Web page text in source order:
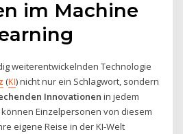
im Machine
weiterentwickelnden Technologie
(KI) nicht nur ein Schlagwort, sondern
Innovationen in jedem
Einzelpersonen von diesem
eigene Reise in der KI-Welt